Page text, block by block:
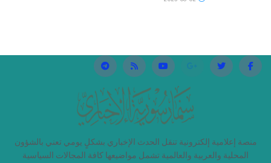
منصة إعلامية إلكترونية تنقل الحدث الإخباري بشكلٍ يومي تعني بالشؤون
المحلية والعربية والعالمية تشمل مواضيعها كافة المجالات السياسية